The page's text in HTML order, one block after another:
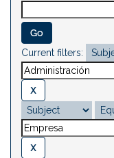
Current filters: